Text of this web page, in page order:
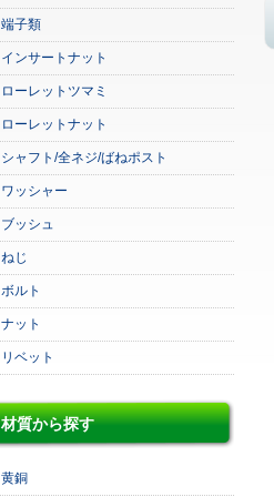
端子類
インサートナット
ローレットツマミ
ローレットナット
シャフト/全ネジ/ばねポスト
ワッシャー
ブッシュ
ねじ
ボルト
ナット
リベット
材質から探す
黄銅